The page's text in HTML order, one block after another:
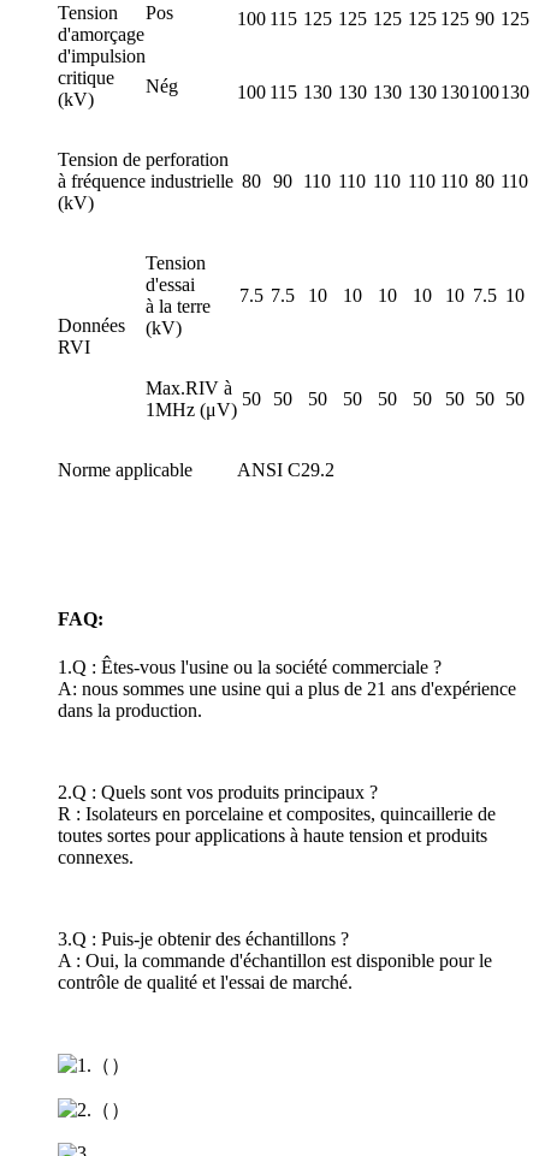
Tension
d'amorçage
d'impulsion
critique
(kV)
Pos 100 115 125 125 125 125 125 90 125
Nég 100 115 130 130 130 130 130100130
Tension de perforation
à fréquence industrielle
(kV)
80 90 110 110 110 110 110 80 110
Données
RVI
Tension
d'essai
à la terre
(kV)
7.5 7.5 10 10 10 10 10 7.5 10
Max.RIV à
1MHz (μV)
50 50 50 50 50 50 50 50 50
Norme applicable ANSI C29.2
FAQ:
1.Q : Êtes-vous l'usine ou la société commerciale ?
A: nous sommes une usine qui a plus de 21 ans d'expérience
dans la production.
2.Q : Quels sont vos produits principaux ?
R : Isolateurs en porcelaine et composites, quincaillerie de
toutes sortes pour applications à haute tension et produits
connexes.
3.Q : Puis-je obtenir des échantillons ?
A : Oui, la commande d'échantillon est disponible pour le
contrôle de qualité et l'essai de marché.